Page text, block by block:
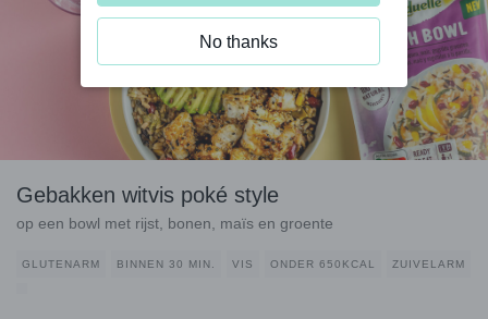
Gebakken witvis poké style
op een bowl met rijst, bonen, maïs en groente
GLUTENARM BINNEN 30 MIN. VIS ONDER 650KCAL ZUIVELARM
No thanks